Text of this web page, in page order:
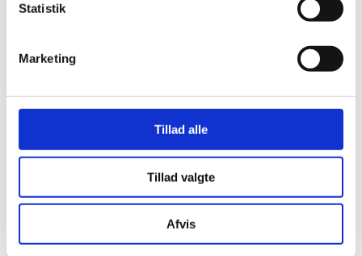
Statistik
Marketing
Tillad alle
Tillad valgte
Afvis
Søgerblad 0.05mm.